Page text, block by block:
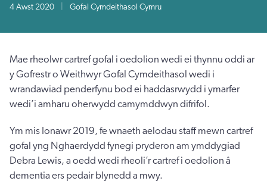
4 Awst 2020 Gofal Cymdeithasol Cymru
Mae rheolwr cartref gofal i oedolion wedi ei thynnu oddi ar
y Gofrestr o Weithwyr Gofal Cymdeithasol wedi i
wrandawiad penderfynu bod ei haddasrwydd i ymarfer
wedi’i amharu oherwydd camymddwyn difrifol.
Ym mis Ionawr 2019, fe wnaeth aelodau staff mewn cartref
gofal yng Nghaerdydd fynegi pryderon am ymddygiad
Debra Lewis, a oedd wedi rheoli’r cartref i oedolion â
dementia ers pedair blynedd a mwy.